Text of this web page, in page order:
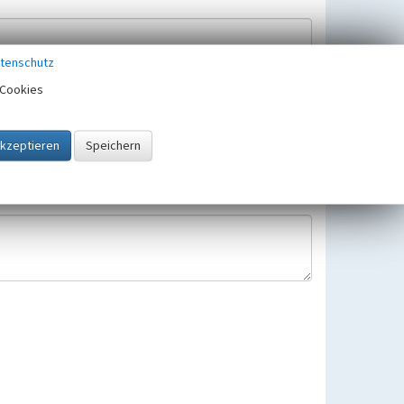
gespeichert und verwendet.
gültigen Europäischen